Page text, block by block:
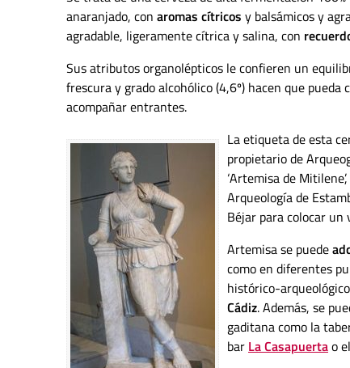
anaranjado, con aromas cítricos y balsámicos y
agradable, ligeramente cítrica y salina, con
Sus atributos organolépticos le confieren un
frescura y grado alcohólico (4,6º) hacen que
acompañar entrantes.
La etiqueta de esta
propietario de
‘Artemisa de
Arqueología de
Béjar para colocar un
Artemisa se puede
como en diferentes
histórico-
Cádiz. Además, se
gaditana como la
bar La Casapuertao